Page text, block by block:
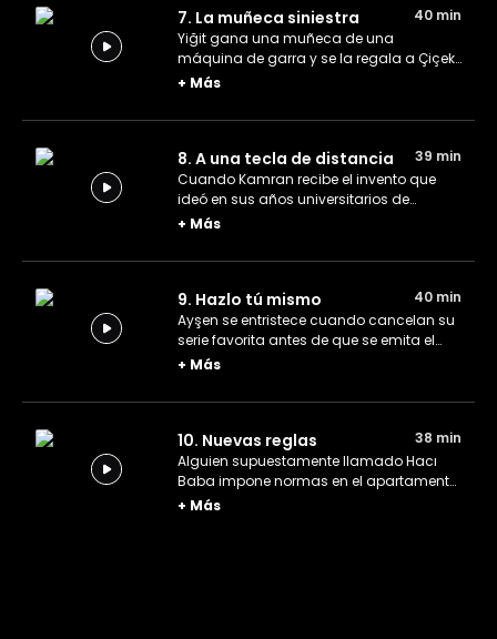
7. La muñeca siniestra
40 min
Yiğit gana una muñeca de una
máquina de garra y se la regala a Çiçek.
Sin embargo, pronto empiezan a
paranormales.
+ Más
8. A una tecla de distancia
39 min
Cuando Kamran recibe el invento que
ideó en sus años universitarios de
manos de su eterno archirrival, decide
embargo, aprenderá de manera
con solo presionar un botón.
+ Más
9. Hazlo tú mismo
40 min
Ayşen se entristece cuando cancelan su
serie favorita antes de que se emita el
final. Para ayudarla, sus amigos deciden
+ Más
10. Nuevas reglas
38 min
Alguien supuestamente llamado Hacı
Baba impone normas en el apartamento,
pero cuanto más investiga el equipo,
+ Más